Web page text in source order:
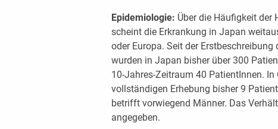
Epidemiologie: Über die Häufigkeit der
scheint die Erkrankung in Japan
oder Europa. Seit der
wurden in Japan bisher über 300
10-Jahres-Zeitraum 40 PatientInnen.
vollständigen Erhebung bisher 9
betrifft vorwiegend Männer. Das
angegeben.